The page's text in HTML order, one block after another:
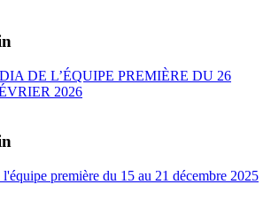
DE L’ÉQUIPE PREMIÈRE DU 26
2026
première du 15 au 21 décembre 2025